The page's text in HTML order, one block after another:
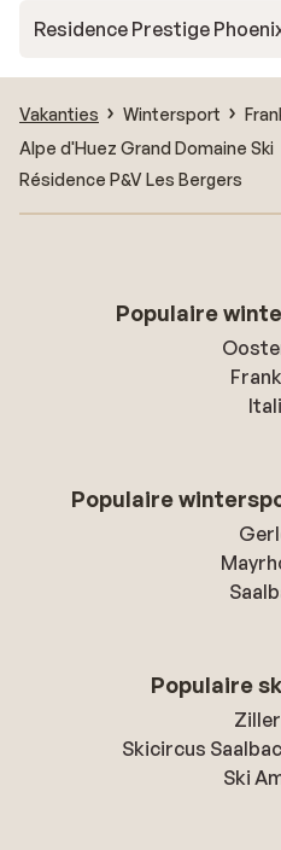
Residence Prestige
Vakanties Wintersport
Alpe d'Huez Grand Domaine Ski
Résidence P&V Les Bergers
Populaire
Populaire
Populaire
Skicircus
Ski